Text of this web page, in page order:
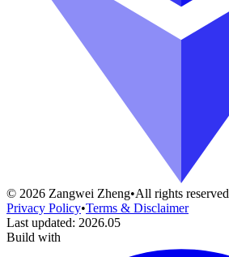
© 2026 Zangwei Zheng•All rights reserved
Privacy Policy•Terms & Disclaimer
Last updated: 2026.05
Build with